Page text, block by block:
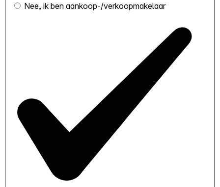
Nee, ik ben aankoop-/verkoopmakelaar